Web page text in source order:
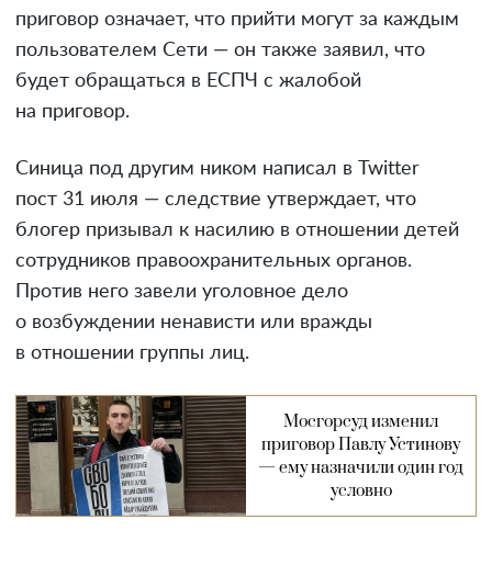
приговор означает, что прийти могут за каждым
пользователем Сети — он также заявил, что
будет обращаться в ЕСПЧ с жалобой
на приговор.
Синица под другим ником написал в Twitter
пост 31 июля — следствие утверждает, что
блогер призывал к насилию в отношении детей
сотрудников правоохранительных органов.
Против него завели уголовное дело
о возбуждении ненависти или вражды
в отношении группы лиц.
Мосгорсуд изменил
приговор Павлу Устинову
— ему назначили один год
условно